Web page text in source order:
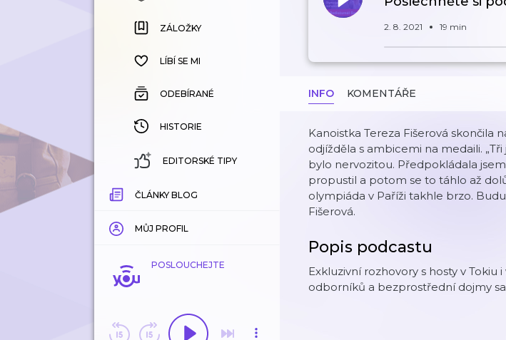
ZÁLOŽKY
HISTORIE
ZÁLOŽKY
LÍBÍ SE MI
ODEBÍRANÉ
HISTORIE
EDITORSKÉ TIPY
ČLÁNKY BLOG
MŮJ PROFIL
POSLOUCHEJTE
2. 8. 2021 19 min
INFO KOMENTÁŘE
Kanoistka Tereza Fišerová skončila
odjížděla s ambicemi na medaili.
bylo nervozitou. Předpokládala
propustil a potom se to táhlo až
olympiáda v Paříži takhle brzo.
Fišerová.
Popis podcastu
Exkluzivní rozhovory s hosty v
odborníků a bezprostřední dojmy